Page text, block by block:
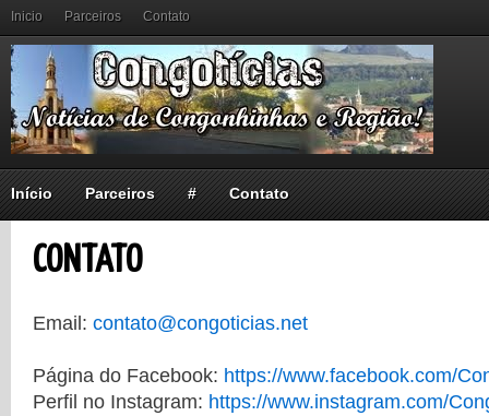
Inicio Parceiros Contato
Início Parceiros # Contato
CONTATO
Email: contato@congoticias.net
Página do Facebook: https://www.facebook.com/
Perfil no Instagram: https://www.instagram.com/